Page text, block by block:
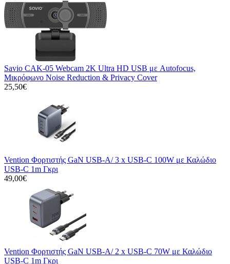
Savio CAK-05 Webcam 2K Ultra HD USB με Autofocus,
Μικρόφωνο Noise Reduction & Privacy Cover
25,50€
Vention Φορτιστής GaN USB-A/ 3 x USB-C 100W με Καλώδιο
USB-C 1m Γκρι
49,00€
Vention Φορτιστής GaN USB-A/ 2 x USB-C 70W με Καλώδιο
USB-C 1m Γκρι